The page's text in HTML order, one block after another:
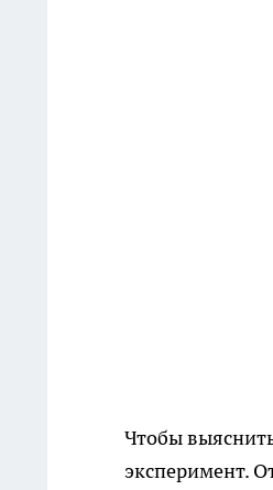
Чтобы
эксперимент.